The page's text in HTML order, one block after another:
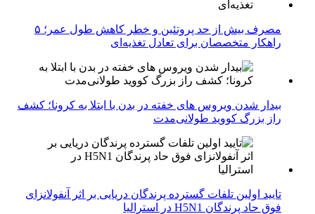
مصرف بیش از حد پروتئین و خطر کاهش طول عمر؛ ۵
راهکار متخصصان برای تعادل تغذیه‌ای
بیدار شدن ویروس‌ های خفته در بدن با ابتلا به کرونا؛ کشف
راز بزرگ کووید طولانی‌مدت
تایید اولین تلفات گسترده پرندگان دریایی بر اثر آنفولانزای
فوق حاد پرندگان H5N1 در استرالیا